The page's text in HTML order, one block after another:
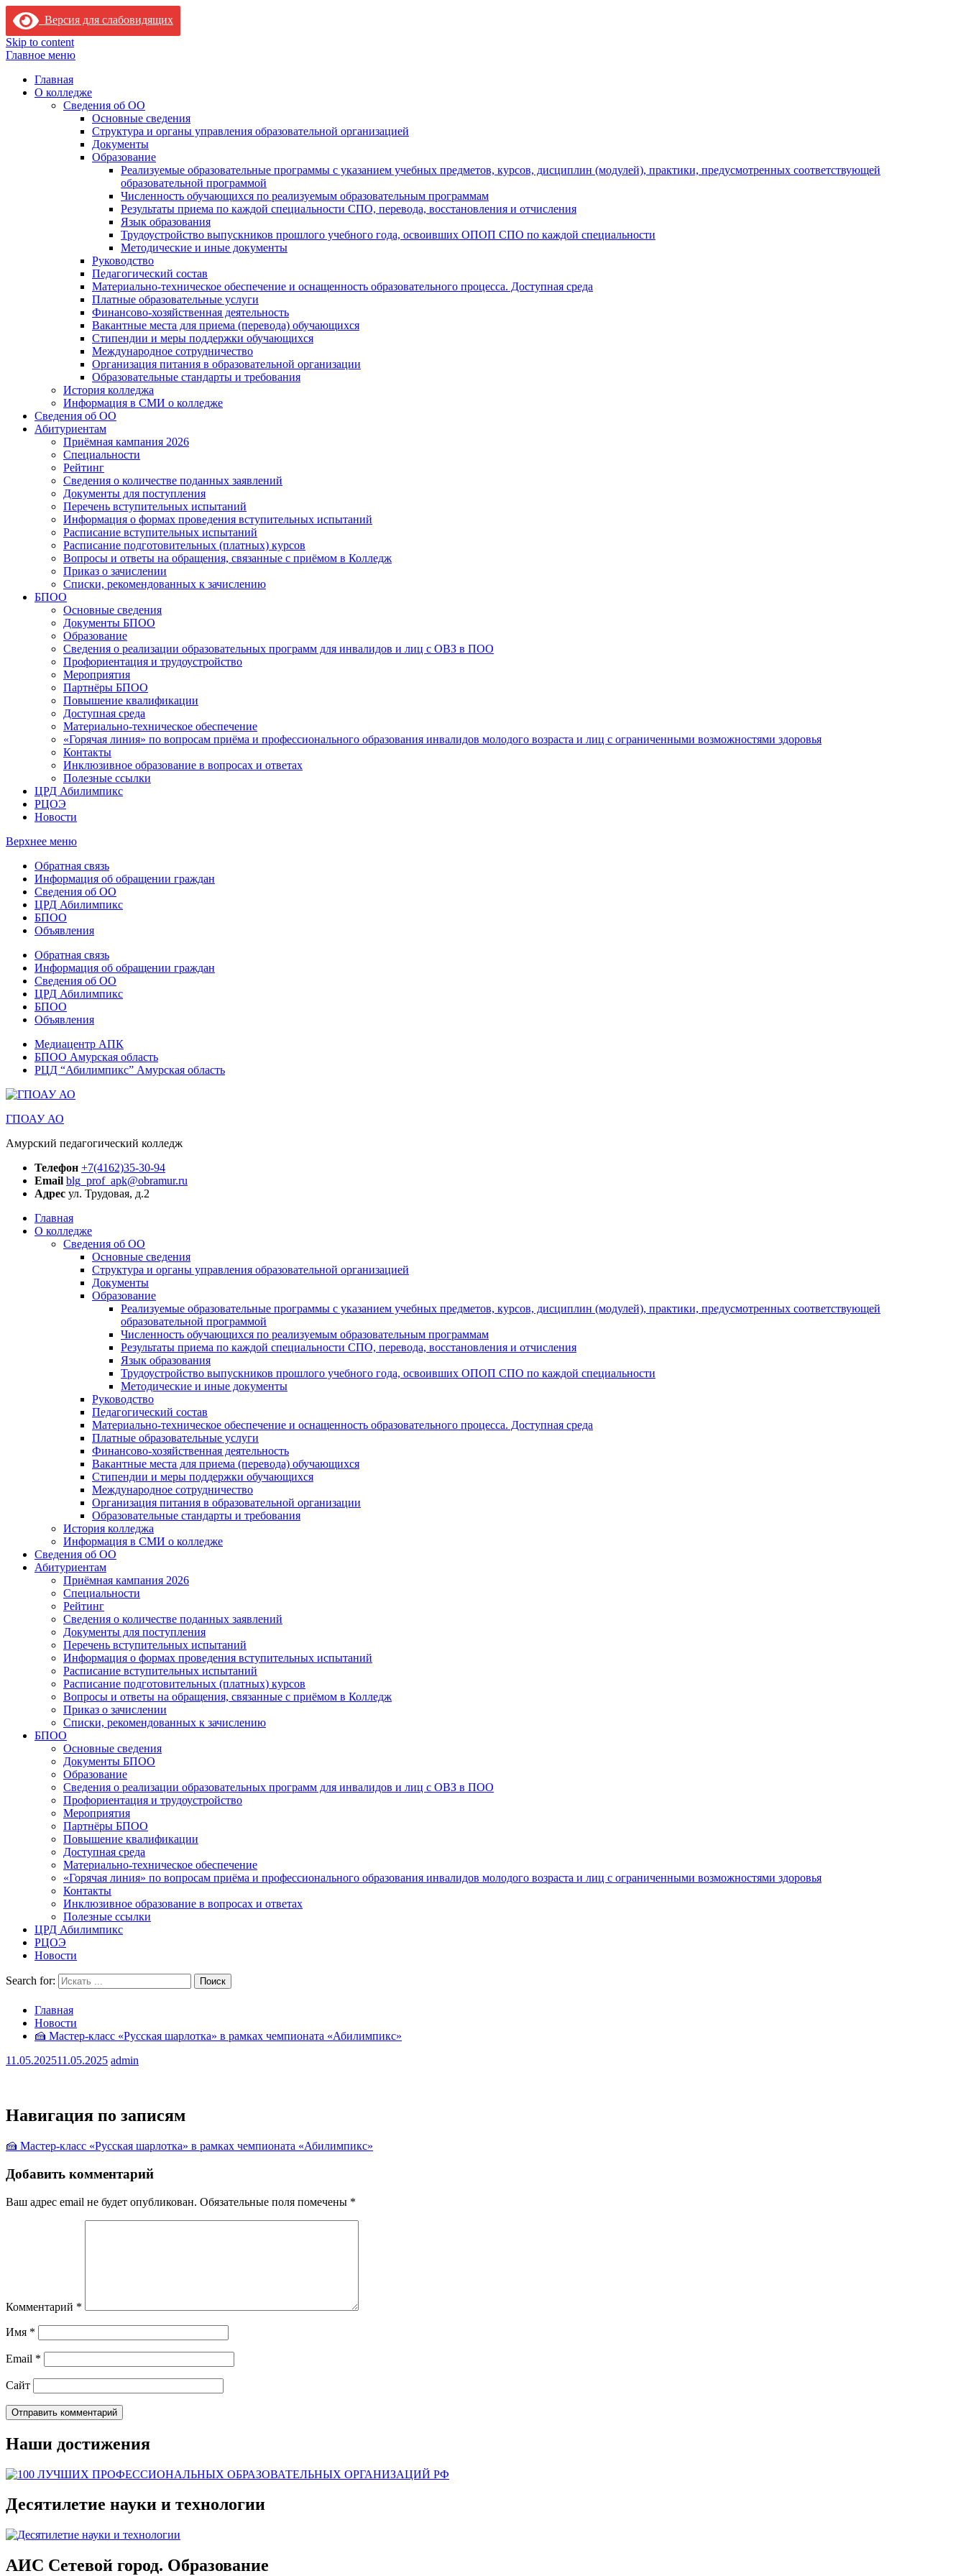
Версия для слабовидящих
Skip to content
Главное меню
Главная
О колледже
Сведения об ОО
Основные сведения
Структура и органы управления образовательной организацией
Документы
Образование
Реализуемые образовательные программы с указанием учебных предметов, курсов, дисциплин (модулей), практики, предусмотренных соответствующей
образовательной программой
Численность обучающихся по реализуемым образовательным программам
Результаты приема по каждой специальности СПО, перевода, восстановления и отчисления
Язык образования
Трудоустройство выпускников прошлого учебного года, освоивших ОПОП СПО по каждой специальности
Методические и иные документы
Руководство
Педагогический состав
Материально-техническое обеспечение и оснащенность образовательного процесса. Доступная среда
Платные образовательные услуги
Финансово-хозяйственная деятельность
Вакантные места для приема (перевода) обучающихся
Стипендии и меры поддержки обучающихся
Международное сотрудничество
Организация питания в образовательной организации
Образовательные стандарты и требования
История колледжа
Информация в СМИ о колледже
Сведения об ОО
Абитуриентам
Приёмная кампания 2026
Специальности
Рейтинг
Сведения о количестве поданных заявлений
Документы для поступления
Перечень вступительных испытаний
Информация о формах проведения вступительных испытаний
Расписание вступительных испытаний
Расписание подготовительных (платных) курсов
Вопросы и ответы на обращения, связанные с приёмом в Колледж
Приказ о зачислении
Списки, рекомендованных к зачислению
БПОО
Основные сведения
Документы БПОО
Образование
Сведения о реализации образовательных программ для инвалидов и лиц с ОВЗ в ПОО
Профориентация и трудоустройство
Мероприятия
Партнёры БПОО
Повышение квалификации
Доступная среда
Материально-техническое обеспечение
«Горячая линия» по вопросам приёма и профессионального образования инвалидов молодого возраста и лиц с ограниченными возможностями здоровья
Контакты
Инклюзивное образование в вопросах и ответах
Полезные ссылки
ЦРД Абилимпикс
РЦОЭ
Новости
Верхнее меню
Обратная связь
Информация об обращении граждан
Сведения об ОО
ЦРД Абилимпикс
БПОО
Объявления
Обратная связь
Информация об обращении граждан
Сведения об ОО
ЦРД Абилимпикс
БПОО
Объявления
Медиацентр АПК
БПОО Амурская область
РЦД “Абилимпикс” Амурская область
ГПОАУ АО
Амурский педагогический колледж
Телефон +7(4162)35-30-94
Email blg_prof_apk@obramur.ru
Адрес ул. Трудовая, д.2
Главная
О колледже
Сведения об ОО
Основные сведения
Структура и органы управления образовательной организацией
Документы
Образование
Реализуемые образовательные программы с указанием учебных предметов, курсов, дисциплин (модулей), практики, предусмотренных соответствующей
образовательной программой
Численность обучающихся по реализуемым образовательным программам
Результаты приема по каждой специальности СПО, перевода, восстановления и отчисления
Язык образования
Трудоустройство выпускников прошлого учебного года, освоивших ОПОП СПО по каждой специальности
Методические и иные документы
Руководство
Педагогический состав
Материально-техническое обеспечение и оснащенность образовательного процесса. Доступная среда
Платные образовательные услуги
Финансово-хозяйственная деятельность
Вакантные места для приема (перевода) обучающихся
Стипендии и меры поддержки обучающихся
Международное сотрудничество
Организация питания в образовательной организации
Образовательные стандарты и требования
История колледжа
Информация в СМИ о колледже
Сведения об ОО
Абитуриентам
Приёмная кампания 2026
Специальности
Рейтинг
Сведения о количестве поданных заявлений
Документы для поступления
Перечень вступительных испытаний
Информация о формах проведения вступительных испытаний
Расписание вступительных испытаний
Расписание подготовительных (платных) курсов
Вопросы и ответы на обращения, связанные с приёмом в Колледж
Приказ о зачислении
Списки, рекомендованных к зачислению
БПОО
Основные сведения
Документы БПОО
Образование
Сведения о реализации образовательных программ для инвалидов и лиц с ОВЗ в ПОО
Профориентация и трудоустройство
Мероприятия
Партнёры БПОО
Повышение квалификации
Доступная среда
Материально-техническое обеспечение
«Горячая линия» по вопросам приёма и профессионального образования инвалидов молодого возраста и лиц с ограниченными возможностями здоровья
Контакты
Инклюзивное образование в вопросах и ответах
Полезные ссылки
ЦРД Абилимпикс
РЦОЭ
Новости
Search for:
Главная
Новости
🍰 Мастер-класс «Русская шарлотка» в рамках чемпионата «Абилимпикс»
11.05.202511.05.2025 admin
Навигация по записям
🍰 Мастер-класс «Русская шарлотка» в рамках чемпионата «Абилимпикс»
Добавить комментарий
Ваш адрес email не будет опубликован. Обязательные поля помечены *
Комментарий *
Имя *
Email *
Сайт
Наши достижения
Десятилетие науки и технологии
АИС Сетевой город. Образование